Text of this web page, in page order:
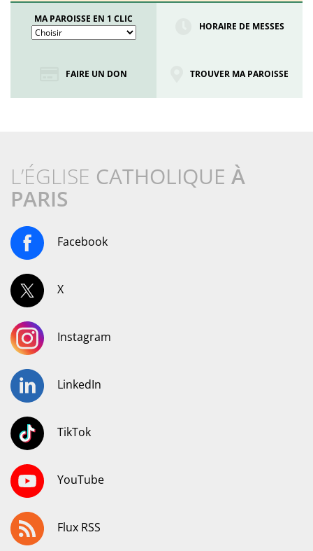
MA PAROISSE EN 1 CLIC
HORAIRE DE MESSES
FAIRE UN DON TROUVER MA PAROISSE
L’ÉGLISE CATHOLIQUE À
PARIS
Facebook
X
Instagram
LinkedIn
TikTok
YouTube
Flux RSS